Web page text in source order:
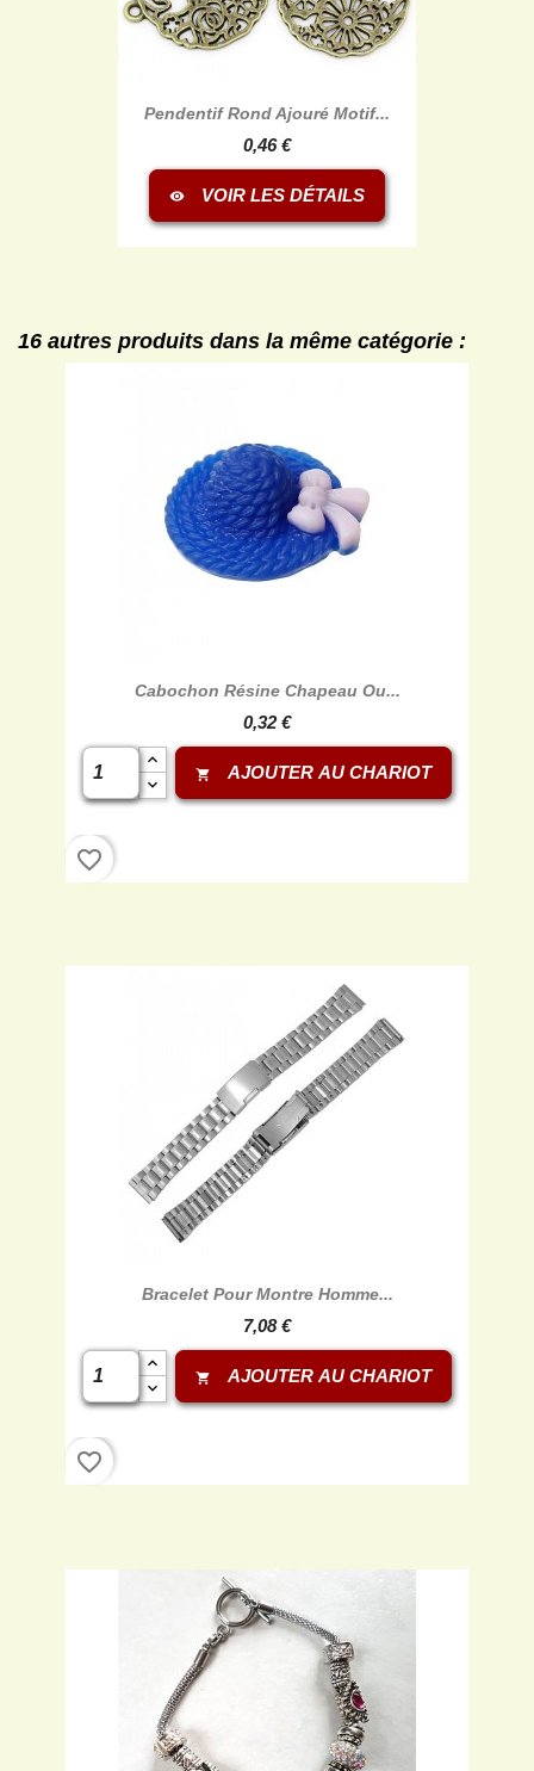
Pendentif Rond Ajouré Motif...
0,46 €
visibility VOIR LES DÉTAILS
16 autres produits dans la même catégorie :
Cabochon Résine Chapeau Ou...
0,32 €
shopping_cart AJOUTER AU CHARIOT
favorite_border
Bracelet Pour Montre Homme...
7,08 €
shopping_cart AJOUTER AU CHARIOT
favorite_border